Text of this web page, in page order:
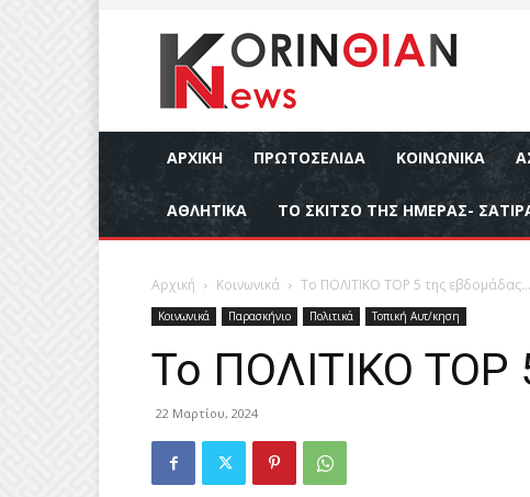
ΑΡΧΙΚΉ ΠΡΩΤΟΣΕΛΙΔΑ ΚΟΙΝΩΝΙΚΆ
ΑΘΛΗΤΙΚΆ ΤΟ ΣΚΙΤΣΟ ΤΗΣ ΗΜΕΡΑΣ-
Αρχική Κοινωνικά Το ΠΟΛΙΤΙΚΟ ΤΟΡ 5 της εβδομάδας…
Κοινωνικά Παρασκήνιο Πολιτικά Τοπική Αυτ/κηση
Το ΠΟΛΙΤΙΚΟ ΤΟΡ
22 Μαρτίου, 2024